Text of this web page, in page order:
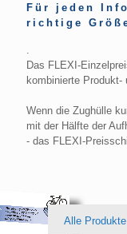
Für jeden
richtige
Das FLEXI-
kombinierte Produkt-
Wenn die Zughülle
mit der Hälfte der
- das FLEXI-
Alle